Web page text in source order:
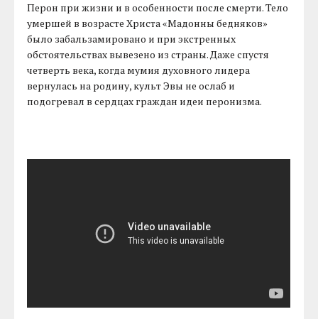
Перон при жизни и в особенности после смерти. Тело
умершей в возрасте Христа «Мадонны бедняков»
было забальзамировано и при экстренных
обстоятельствах вывезено из страны. Даже спустя
четверть века, когда мумия духовного лидера
вернулась на родину, культ Эвы не ослаб и
подогревал в сердцах граждан идеи перонизма.